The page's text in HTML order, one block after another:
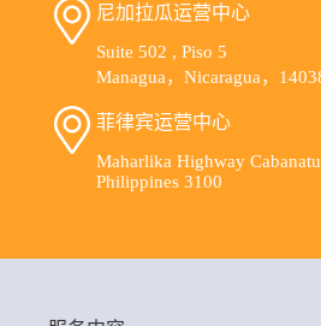
尼加拉瓜运营中心
Suite 502 , Piso 5
Managua，Nicaragua，
菲律宾运营中心
Maharlika Highway
Philippines 3100